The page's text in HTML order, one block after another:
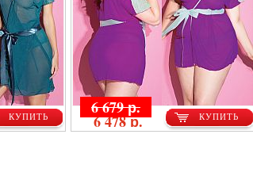
КУПИТЬ КУПИТЬ
6 679 р.
6 478 р.